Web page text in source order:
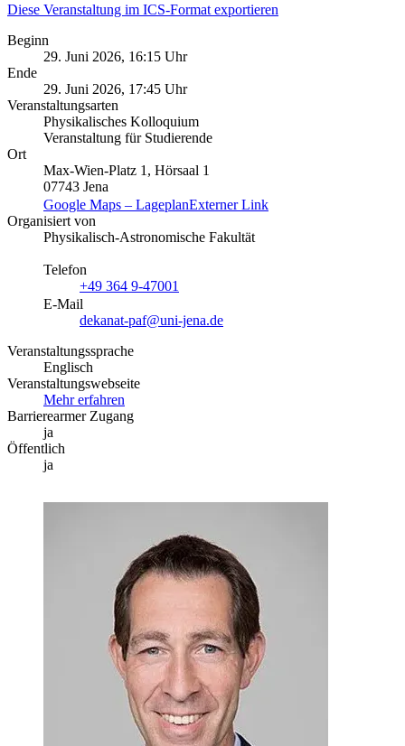
Diese Veranstaltung im ICS-Format exportieren
Beginn
29. Juni 2026, 16:15 Uhr
Ende
29. Juni 2026, 17:45 Uhr
Veranstaltungsarten
Physikalisches Kolloquium
Veranstaltung für Studierende
Ort
Max-Wien-Platz 1, Hörsaal 1
07743 Jena
Google Maps – LageplanExterner Link
Organisiert von
Physikalisch-Astronomische Fakultät
Telefon
+49 364 9-47001
E-Mail
dekanat-paf@uni-jena.de
Veranstaltungssprache
Englisch
Veranstaltungswebseite
Mehr erfahren
Barrierearmer Zugang
ja
Öffentlich
ja